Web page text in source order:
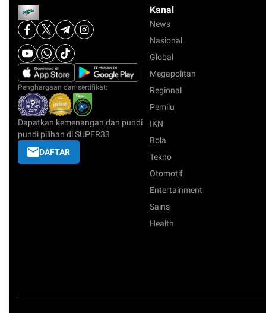
Penghargaan dan sertifikat:
Dapatkan kemenangan dan pundi
pundi pilihan di SUPER33
DAFTAR
Kanal
News
Nasional
Global
Megapolitan
Regional
Pemilu
IKN
Bola
Tekno
Otomotif
Entertainment
Sains
Health